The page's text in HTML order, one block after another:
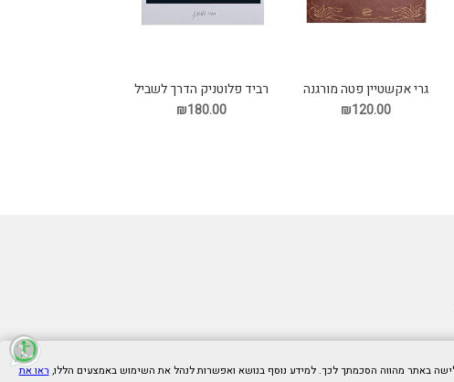
גרי אקשטיין פטה מורגנה
תקליט
₪120.00
רביד פלוטניק הדרך לשביל
הזהב תקליט
₪180.00
ראו את